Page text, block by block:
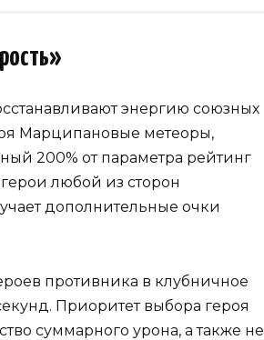
энергию союзных
Марципановые метеоры,
200% от параметра рейтинг
любой из сторон
дополнительные очки
противника в клубничное
Приоритет выбора героя
суммарного урона, а также не